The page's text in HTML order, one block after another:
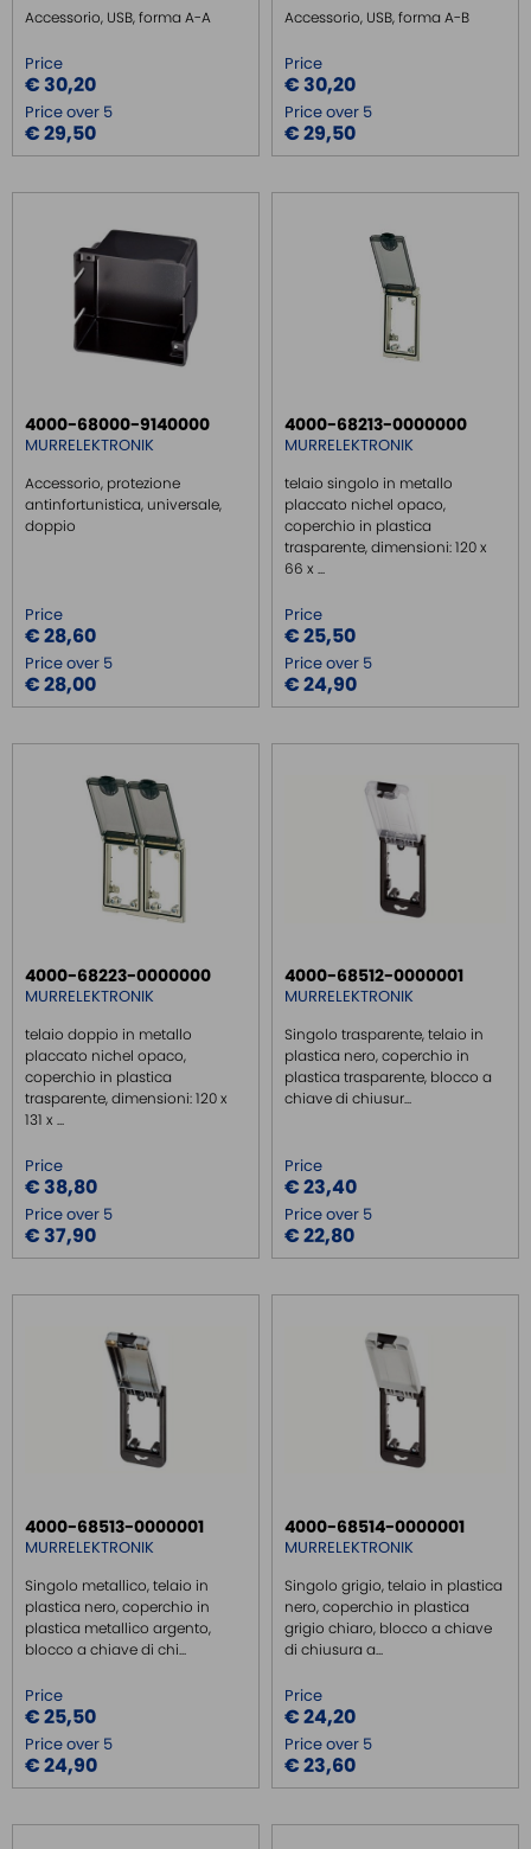
Accessorio, USB, forma A-A
Price
€ 30,20
Price over 5
€ 29,50
Accessorio, USB, forma A-B
Price
€ 30,20
Price over 5
€ 29,50
4000-68000-9140000
MURRELEKTRONIK
Accessorio, protezione
antinfortunistica, universale,
doppio
Price
€ 28,60
Price over 5
€ 28,00
4000-68213-0000000
MURRELEKTRONIK
telaio singolo in metallo
placcato nichel opaco,
coperchio in plastica
trasparente, dimensioni: 120 x
66 x ...
Price
€ 25,50
Price over 5
€ 24,90
4000-68223-0000000
MURRELEKTRONIK
telaio doppio in metallo
placcato nichel opaco,
coperchio in plastica
trasparente, dimensioni: 120 x
131 x ...
Price
€ 38,80
Price over 5
€ 37,90
4000-68512-0000001
MURRELEKTRONIK
Singolo trasparente, telaio in
plastica nero, coperchio in
plastica trasparente, blocco a
chiave di chiusur...
Price
€ 23,40
Price over 5
€ 22,80
4000-68513-0000001
MURRELEKTRONIK
Singolo metallico, telaio in
plastica nero, coperchio in
plastica metallico argento,
blocco a chiave di chi...
Price
€ 25,50
Price over 5
€ 24,90
4000-68514-0000001
MURRELEKTRONIK
Singolo grigio, telaio in plastica
nero, coperchio in plastica
grigio chiaro, blocco a chiave
di chiusura a...
Price
€ 24,20
Price over 5
€ 23,60